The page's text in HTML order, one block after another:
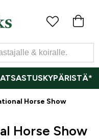
Horse Show
Horse Show